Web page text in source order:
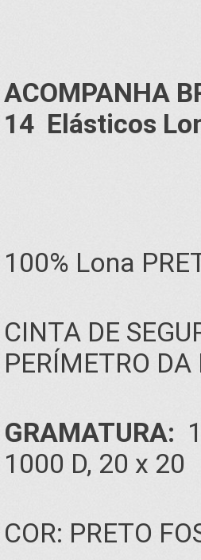
ACOMPANHA
14 Elásticos
100% Lona
CINTA DE
PERÍMETRO DA
GRAMATURA:
1000 D, 20 x 20
COR: PRETO